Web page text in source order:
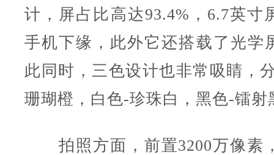
计，屏占比高达93.4%，6.7英寸
手机下缘，此外它还搭载了光学
此同时，三色设计也非常吸睛，
珊瑚橙，白色-珍珠白，黑色-镭射
拍照方面，前置3200万像素